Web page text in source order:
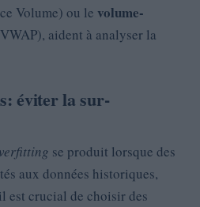
Volume) ou le volume-
aident à analyser la
éviter la sur-
se produit lorsque des
aux données historiques,
est crucial de choisir des